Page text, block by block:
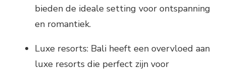
bieden de ideale setting voor ontspanning
en romantiek.
Luxe resorts: Bali heeft een overvloed aan
luxe resorts die perfect zijn voor